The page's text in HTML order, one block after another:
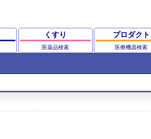
くすり
医薬品検索
プロダクト
医療機器検索